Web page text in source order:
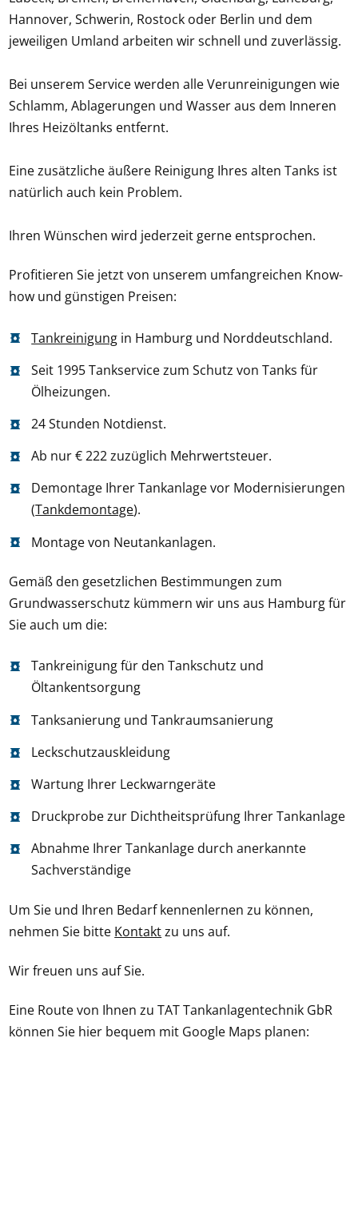
Hannover, Schwerin, Rostock oder Berlin und dem
jeweiligen Umland arbeiten wir schnell und zuverlässig.
Bei unserem Service werden alle Verunreinigungen wie
Schlamm, Ablagerungen und Wasser aus dem Inneren
Ihres Heizöltanks entfernt.
Eine zusätzliche äußere Reinigung Ihres alten Tanks ist
natürlich auch kein Problem.
Ihren Wünschen wird jederzeit gerne entsprochen.
Profitieren Sie jetzt von unserem umfangreichen Know-
how und günstigen Preisen:
Tankreinigung in Hamburg und Norddeutschland.
Seit 1995 Tankservice zum Schutz von Tanks für
Ölheizungen.
24 Stunden Notdienst.
Ab nur € 222 zuzüglich Mehrwertsteuer.
Demontage Ihrer Tankanlage vor Modernisierungen
(Tankdemontage).
Montage von Neutankanlagen.
Gemäß den gesetzlichen Bestimmungen zum
Grundwasserschutz kümmern wir uns aus Hamburg für
Sie auch um die:
Tankreinigung für den Tankschutz und
Öltankentsorgung
Tanksanierung und Tankraumsanierung
Leckschutzauskleidung
Wartung Ihrer Leckwarngeräte
Druckprobe zur Dichtheitsprüfung Ihrer Tankanlage
Abnahme Ihrer Tankanlage durch anerkannte
Sachverständige
Um Sie und Ihren Bedarf kennenlernen zu können,
nehmen Sie bitte Kontaktzu uns auf.
Wir freuen uns auf Sie.
Eine Route von Ihnen zu TAT Tankanlagentechnik GbR
können Sie hier bequem mit Google Maps planen: